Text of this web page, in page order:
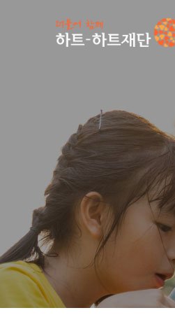
공지사항